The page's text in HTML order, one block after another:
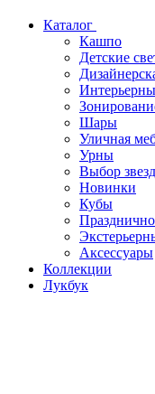
Каталог
Кашпо
Детские
Шары
Уличная
Урны
Выбор звезд
Новинки
Кубы
Аксессуары
Коллекции
Лукбук